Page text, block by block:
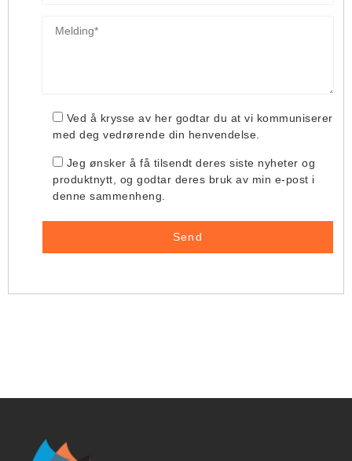
Ved å krysse av her godtar du at vi kommuniserer
med deg vedrørende din henvendelse.
Jeg ønsker å få tilsendt deres siste nyheter og
produktnytt, og godtar deres bruk av min e-post i
denne sammenheng.